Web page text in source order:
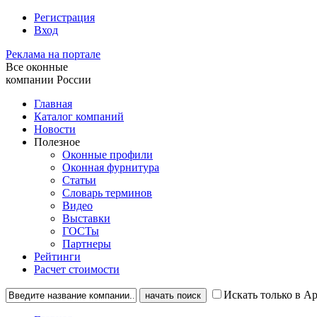
Регистрация
Вход
Реклама на портале
Все оконные
компании России
Главная
Каталог компаний
Новости
Полезное
Оконные профили
Оконная фурнитура
Статьи
Словарь терминов
Видео
Выставки
ГОСТы
Партнеры
Рейтинги
Расчет стоимости
Искать только в